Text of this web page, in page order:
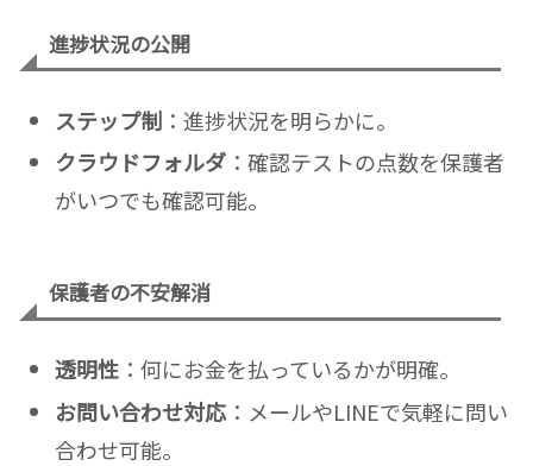
進捗状況の公開
ステップ制：進捗状況を明らかに。
クラウドフォルダ：確認テストの点数を保護者
がいつでも確認可能。
保護者の不安解消
透明性：何にお金を払っているかが明確。
お問い合わせ対応：メールやLINEで気軽に問い
合わせ可能。